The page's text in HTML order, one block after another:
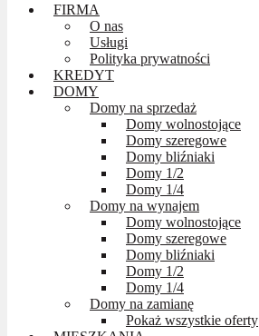
FIRMA
O nas
Usługi
Polityka prywatności
KREDYT
DOMY
Domy na sprzedaż
Domy wolnostojące
Domy szeregowe
Domy bliźniaki
Domy 1/2
Domy 1/4
Domy na wynajem
Domy wolnostojące
Domy szeregowe
Domy bliźniaki
Domy 1/2
Domy 1/4
Domy na zamianę
Pokaż wszystkie oferty